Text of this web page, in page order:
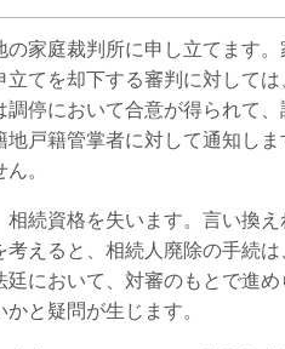
家庭裁判所に申し立てます
てを却下する審判に対して
停において合意が得られて
戸籍管掌者に対して通知しま
。
続資格を失います。言い換
えると、相続人廃除の手続は
において、対審のもとで進め
と疑問が生じます。